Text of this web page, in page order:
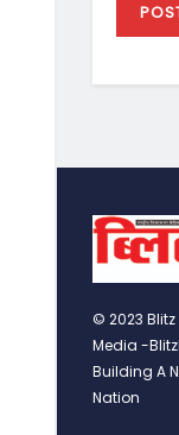
© 2023
Media -
Building A
Nation